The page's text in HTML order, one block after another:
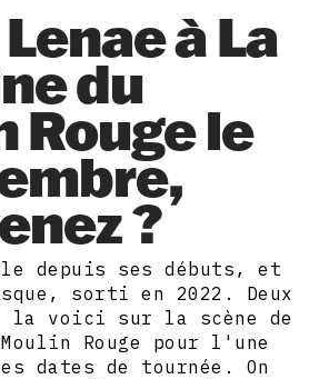
à La
du
Rouge le
?
depuis ses débuts, et
sorti en 2022. Deux
la voici sur la scène de
Rouge pour l'une
dates de tournée. On